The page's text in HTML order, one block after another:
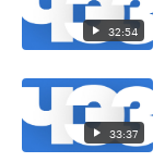
32:54
33:37